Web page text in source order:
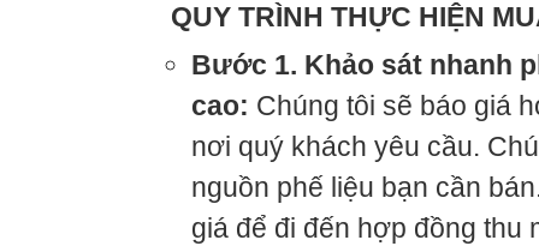
QUY TRÌNH THỰC HIỆN
Bước 1. Khảo sát nhanh
cao: Chúng tôi sẽ báo giá
nơi quý khách yêu cầu.
nguồn phế liệu bạn cần
giá để đi đến hợp đồng thu